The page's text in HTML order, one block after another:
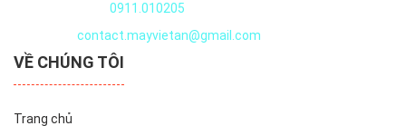
0911.010205
contact.mayvietan@gmail.com
VỀ CHÚNG TÔI
Trang chủ